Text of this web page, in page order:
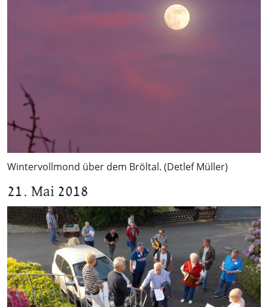
Wintervollmond über dem Bröltal. (Detlef Müller)
21. Mai 2018